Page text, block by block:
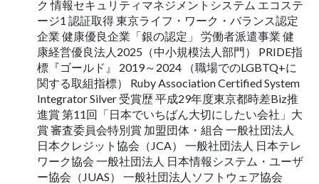
ク 情報セキュリティマネジメントシステム エコステ
ージ1 認証取得 東京ライフ・ワーク・バランス認定
企業 健康優良企業「銀の認定」 労働者派遣事業 健
康経営優良法人2025（中小規模法人部門） PRIDE指
標『ゴールド』 2019～2024 （職場でのLGBTQ+に
関する取組指標） Ruby Association Certified System
Integrator Silver 受賞歴 平成29年度東京都時差Biz推
進賞 第11回「日本でいちばん大切にしたい会社」大
賞 審査委員会特別賞 加盟団体・組合 一般社団法人
日本クレジット協会（JCA） 一般社団法人 日本テレ
ワーク協会 一般社団法人 日本情報システム・ユーザ
ー協会（JUAS） 一般社団法人ソフトウェア協会